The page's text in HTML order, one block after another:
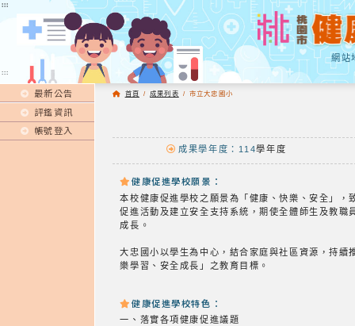
:::
網站
:::
最新公告
評鑑資訊
帳號登入
首頁 / 成果列表 / 市立大忠國小
成果學年度：114學年度
健康促進學校願景：
本校健康促進學校之願景為「健康、快樂、安全」
促進活動及建立安全支持系統，期使全體師生及教
成長。
大忠國小以學生為中心，結合家庭與社區資源，持
樂學習、安全成長」之教育目標。
健康促進學校特色：
一、落實各項健康促進議題
:::